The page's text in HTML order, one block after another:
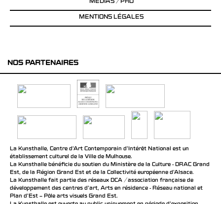
MÉDIAS / PRO
MENTIONS LÉGALES
NOS PARTENAIRES
La Kunsthalle, Centre d’Art Contemporain d’Intérêt National est un
établissement culturel de la Ville de Mulhouse.
La Kunsthalle bénéficie du soutien du Ministère de la Culture - DRAC Grand
Est, de la Région Grand Est et de la Collectivité européenne d’Alsace.
La Kunsthalle fait partie des réseaux DCA / association française de
développement des centres d'art, Arts en résidence - Réseau national et
Plan d’Est – Pôle arts visuels Grand Est.